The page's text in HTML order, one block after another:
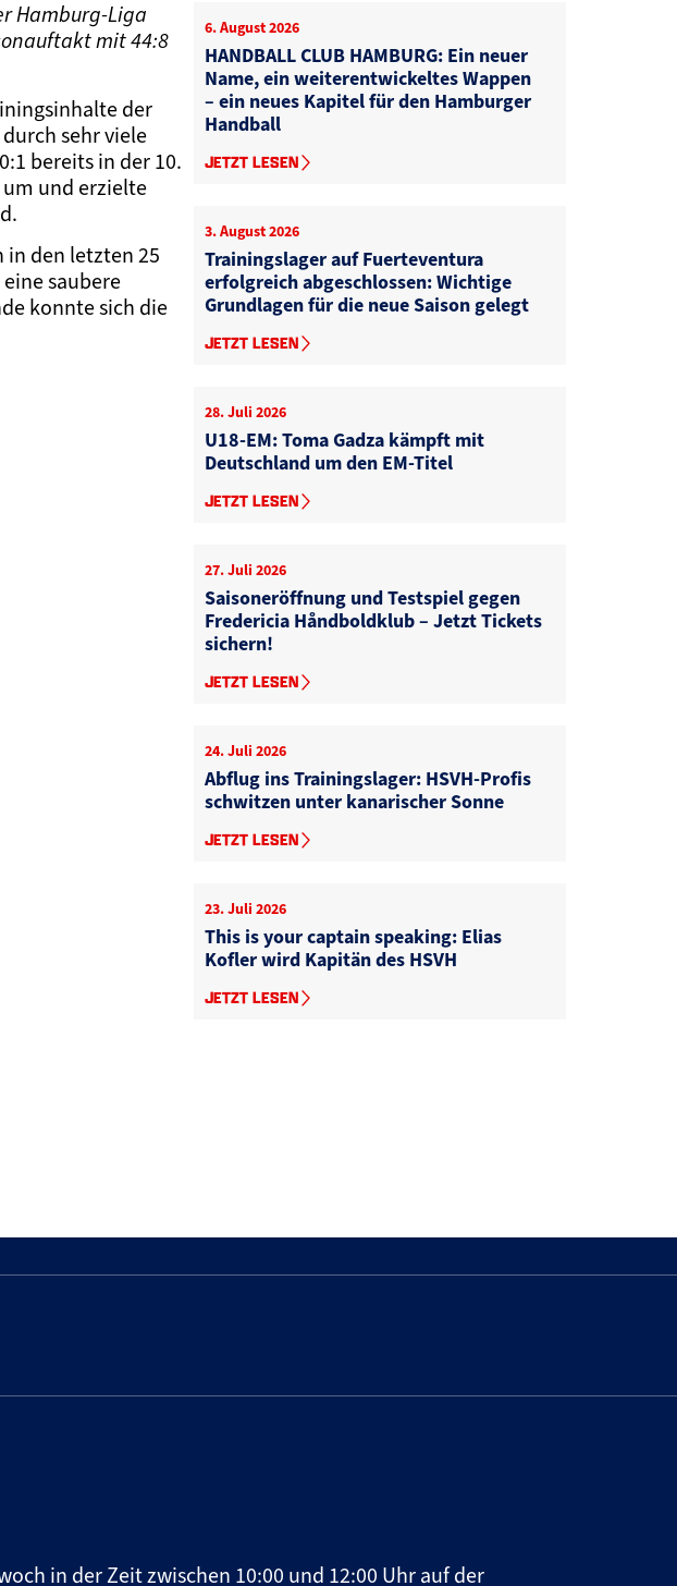
Hamburg-Liga
mit 44:8
der
sehr viele
bereits in der 10.
und erzielte
in den letzten 25
saubere
konnte sich die
6. August 2026
HANDBALL CLUB HAMBURG: Ein neuer
Name, ein weiterentwickeltes Wappen
– ein neues Kapitel für den Hamburger
Handball
JETZT LESEN
3. August 2026
Trainingslager auf Fuerteventura
erfolgreich abgeschlossen: Wichtige
Grundlagen für die neue Saison gelegt
JETZT LESEN
28. Juli 2026
U18-EM: Toma Gadza kämpft mit
Deutschland um den EM-Titel
JETZT LESEN
27. Juli 2026
Saisoneröffnung und Testspiel gegen
Fredericia Håndboldklub – Jetzt Tickets
sichern!
JETZT LESEN
24. Juli 2026
Abflug ins Trainingslager: HSVH-Profis
schwitzen unter kanarischer Sonne
JETZT LESEN
23. Juli 2026
This is your captain speaking: Elias
Kofler wird Kapitän des HSVH
JETZT LESEN
in der Zeit zwischen 10:00 und 12:00 Uhr auf der